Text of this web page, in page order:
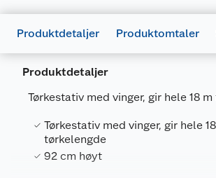
Produktdetaljer Produktomtaler
Produktdetaljer
Tørkestativ med vinger, gir hele 18
Tørkestativ med vinger, gir hele
tørkelengde
92 cm høyt
Leverandørens artikkelnummer
Størrelse